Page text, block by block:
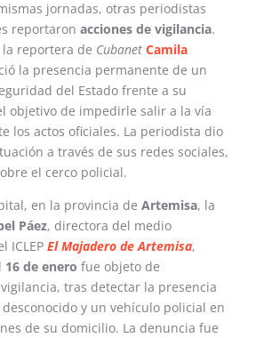
jornadas, otras periodistas
reportaron acciones de vigilancia.
la reportera de Cubanet Camila
la presencia permanente de un
del Estado frente a su
objetivo de impedirle salir a la vía
los actos oficiales. La periodista dio
a través de sus redes sociales,
el cerco policial.
en la provincia de Artemisa, la
Páez, directora del medio
ICLEP El Majadero de Artemisa,
16 de enero fue objeto de
tras detectar la presencia
y un vehículo policial en
de su domicilio. La denuncia fue